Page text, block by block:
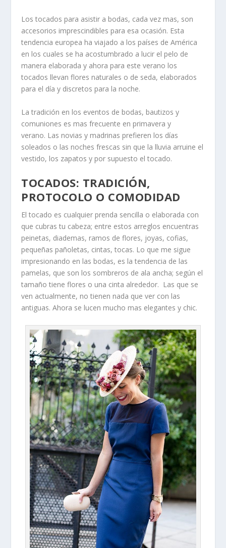
Lostocados para asistir a bodas, cada vez mas, son
accesorios imprescindibles para esa ocasión. Esta
tendencia europea ha viajado a los países de América
en los cuales se ha acostumbrado a lucir el pelo de
manera elaborada y ahora para este verano los
tocados llevanflores naturales o de seda, elaborados
para el día y discretos para la noche.
La tradición en los eventos de bodas, bautizos y
comuniones es mas frecuente en primavera y
verano. Las novias y madrinas prefieren los días
soleados o las noches frescas sin que la lluvia arruine el
vestido, los zapatos y por supuesto el tocado.
TOCADOS: TRADICIÓN,
PROTOCOLO O COMODIDAD
El tocado es cualquier prenda sencilla o elaborada con
que cubras tu cabeza; entre estos arreglos encuentras
peinetas, diademas, ramos de flores, joyas, cofias,
pequeñas pañoletas, cintas, tocas. Lo que me sigue
impresionando en las bodas, es la tendencia de las
pamelas, que son los sombreros de ala ancha; según el
tamaño tiene flores o una cinta alrededor. Las que se
ven actualmente, no tienen nada que ver con las
antiguas. Ahora se lucen mucho mas elegantes y chic.